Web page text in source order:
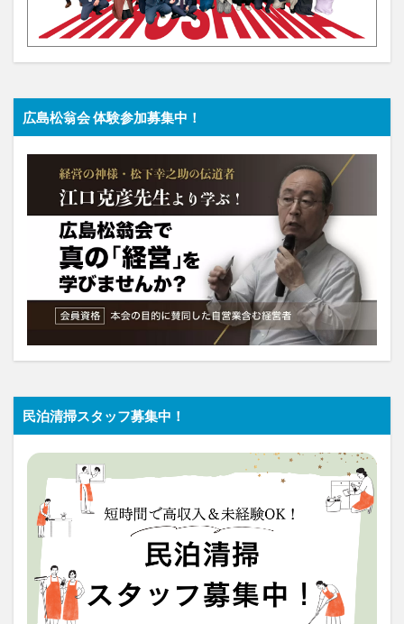
広島松翁会 体験参加募集中！
民泊清掃スタッフ募集中！